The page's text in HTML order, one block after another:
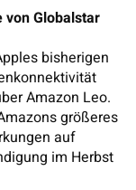
von Globalstar
bisherigen
Amazon Leo.
größeres
auf
im Herbst